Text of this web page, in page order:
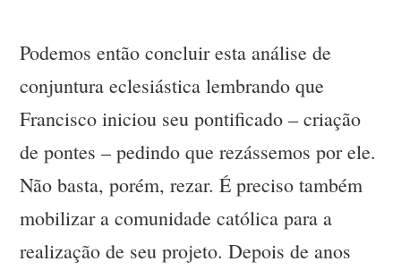
Podemos então concluir esta análise de
conjuntura eclesiástica lembrando que
Francisco iniciou seu pontificado – criação
de pontes – pedindo que rezássemos por ele.
Não basta, porém, rezar. É preciso também
mobilizar a comunidade católica para a
realização de seu projeto. Depois de anos